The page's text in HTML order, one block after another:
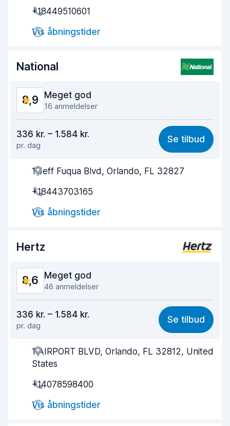
Afhentningshastighed
Afleveringshastighed
9,3
+18449510601
Vis åbningstider
National
8,9 Meget god
16 anmeldelser
8,6
Nemt at finde 9,1
Agentens hjælpsomhed
Afhentningshastighed
Afleveringshastighed
8,6
336 kr. – 1.584 kr.
pr. dag
Se tilbud
1 Jeff Fuqua Blvd, Orlando, FL 32827
+18443703165
Vis åbningstider
Hertz
8,6 Meget god
46 anmeldelser
8,1
Nemt at finde 8,7
Agentens hjælpsomhed 8,2
336 kr. – 1.584 kr.
pr. dag
Se tilbud
1 AIRPORT BLVD, Orlando, FL 32812, United
States
+14078598400
Vis åbningstider